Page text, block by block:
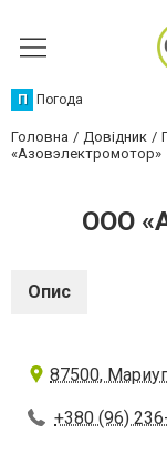
П Погода
Головна Довідник
«Азовэлектромотор»
ООО
Опис
87500,
+380 (96)